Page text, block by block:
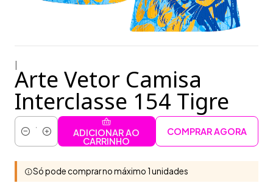
Arte Vetor Camisa
Interclasse 154 Tigre
Quantidade
ADICIONAR AO
CARRINHO
COMPRAR AGORA
Só pode comprar no máximo 1 unidades